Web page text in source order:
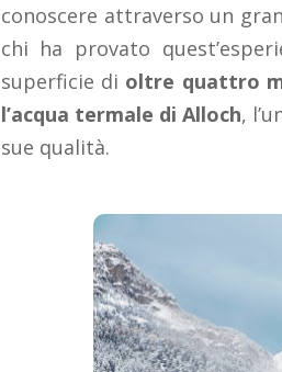
conoscere attraverso un
chi ha provato
superficie di oltre quattro
l’acqua termale di Alloch,
sue qualità.